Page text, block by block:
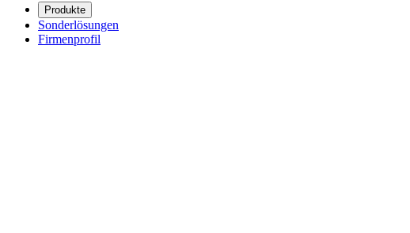
Produkte
Sonderlösungen
Firmenprofil